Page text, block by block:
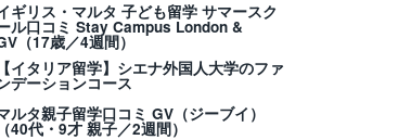
ギリス・マルタ 子ども留学 サマースク
ル口コミ Stay Campus London &
（17歳／4週間）
【イタリア留学】シエナ外国人大学のファ
デーションコース
ルタ親子留学口コミ GV（ジーブイ）
（40代・9才 親子／2週間）